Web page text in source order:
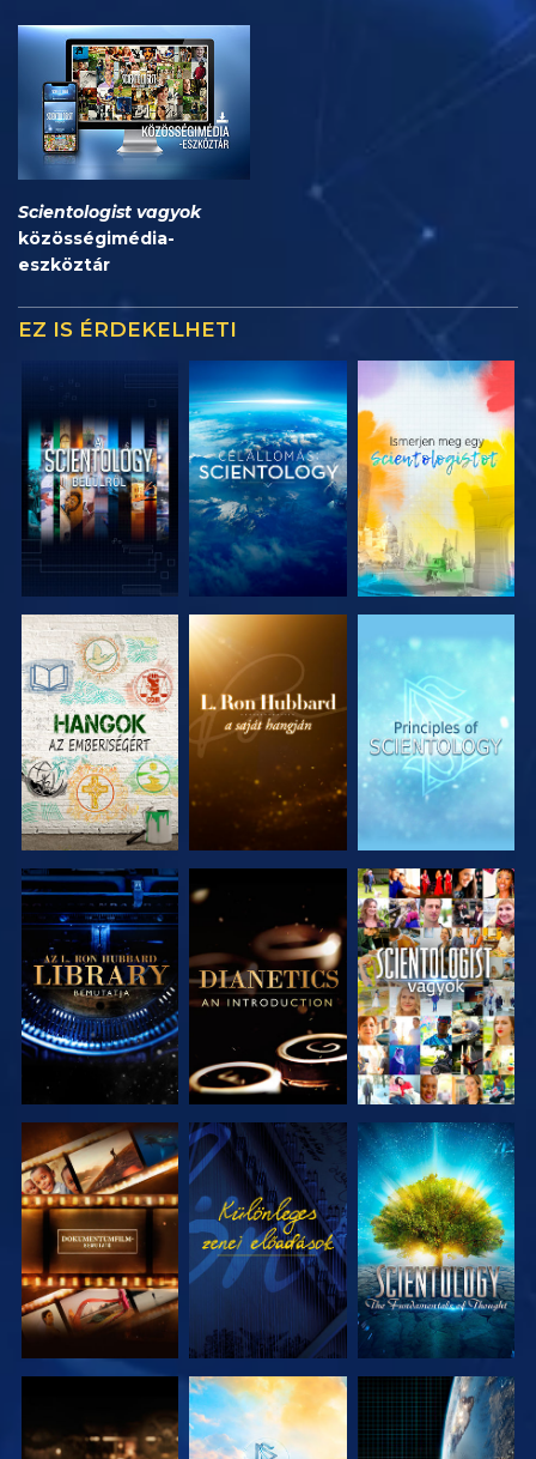
Scientologist vagyok
közösségimédia-
eszköztár
EZ IS ÉRDEKELHETI
A SOROZAT
RÉSZEI
A SOROZAT
RÉSZEI
A SOROZAT
RÉSZEI
A SOROZAT
RÉSZEI
A SOROZAT
RÉSZEI
MŰSORNÉZÉS
A SOROZAT
RÉSZEI
MŰSORNÉZÉS
A SOROZAT
RÉSZEI
A SOROZAT
A SOROZAT
MŰSORNÉZÉS